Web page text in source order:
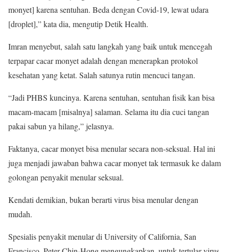
monyet] karena sentuhan. Beda dengan Covid-19, lewat udara
[droplet],” kata dia, mengutip Detik Health.
Imran menyebut, salah satu langkah yang baik untuk mencegah
terpapar cacar monyet adalah dengan menerapkan protokol
kesehatan yang ketat. Salah satunya rutin mencuci tangan.
“Jadi PHBS kuncinya. Karena sentuhan, sentuhan fisik kan bisa
macam-macam [misalnya] salaman. Selama itu dia cuci tangan
pakai sabun ya hilang,” jelasnya.
Faktanya, cacar monyet bisa menular secara non-seksual. Hal ini
juga menjadi jawaban bahwa cacar monyet tak termasuk ke dalam
golongan penyakit menular seksual.
Kendati demikian, bukan berarti virus bisa menular dengan
mudah.
Spesialis penyakit menular di University of California, San